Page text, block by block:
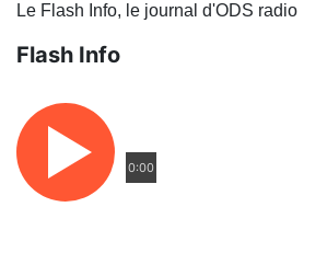
Le Flash Info, le journal d'ODS radio
Flash Info
0:00